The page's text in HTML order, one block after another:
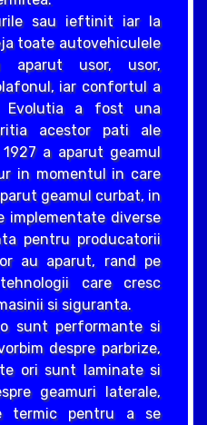
sau ieftinit iar la
toate autovehiculele
aparut usor, usor,
iar confortul a
Evolutia a fost una
acestor pati ale
a aparut geamul
in momentul in care
geamul curbat, in
implementate diverse
pentru producatorii
au aparut, rand pe
care cresc
si siguranta.
sunt performante si
despre parbrize,
ori sunt laminate si
geamuri laterale,
termic pentru a se